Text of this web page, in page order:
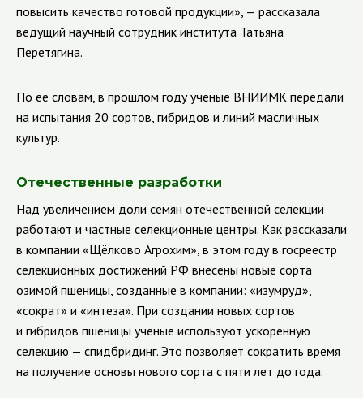
повысить качество готовой продукции», — рассказала
ведущий научный сотрудник института Татьяна
Перетягина.
По ее словам, в прошлом году ученые ВНИИМК передали
на испытания 20 сортов, гибридов и линий масличных
культур.
Отечественные разработки
Над увеличением доли семян отечественной селекции
работают и частные селекционные центры. Как рассказали
в компании «Щёлково Агрохим», в этом году в госреестр
селекционных достижений РФ внесены новые сорта
озимой пшеницы, созданные в компании: «изумруд»,
«сократ» и «интеза». При создании новых сортов
и гибридов пшеницы ученые используют ускоренную
селекцию — спидбридинг. Это позволяет сократить время
на получение основы нового сорта с пяти лет до года.